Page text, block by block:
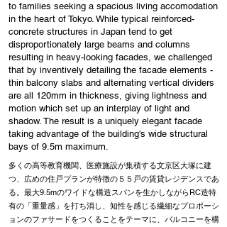
to families seeking a spacious living accomodation
in the heart of Tokyo. While typical reinforced-
concrete structures in Japan tend to get
disproportionately large beams and columns
resulting in heavy-looking facades, we challenged
that by inventively detailing the facade elements -
thin balcony slabs and alternating vertical dividers
are all 120mm in thickness, giving lightness and
motion which set up an interplay of light and
shadow. The result is a uniquely elegant facade
taking advantage of the building's wide structural
bays of 9.5m maximum.
多くの高等教育機関、医療施設が集積する文京区大塚に建
つ、広めの住戸プランが特徴の５５戸の賃貸レジデンスであ
る。最大9.5mのワイドな構造スパンを生かしながらRC造特
有の「重量感」を打ち消し、知性を感じる繊細なプロポーシ
ョンのファサードをつくることをテーマに、バルコニーを構